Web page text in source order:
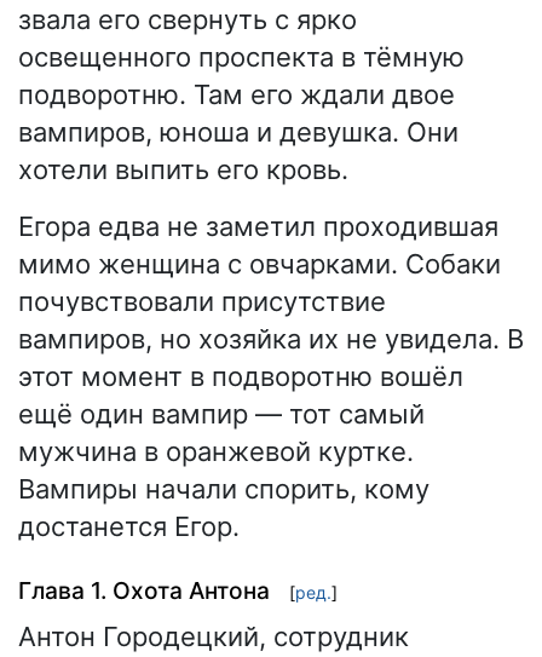
звала его свернуть с ярко
освещенного проспекта в тёмную
подворотню. Там его ждали двое
вампиров, юноша и девушка. Они
хотели выпить его кровь.
Егора едва не заметил проходившая
мимо женщина с овчарками. Собаки
почувствовали присутствие
вампиров, но хозяйка их не увидела. В
этот момент в подворотню вошёл
ещё один вампир — тот самый
мужчина в оранжевой куртке.
Вампиры начали спорить, кому
достанется Егор.
Глава 1. Охота Антона [ред.]
Антон Городецкий, сотрудник